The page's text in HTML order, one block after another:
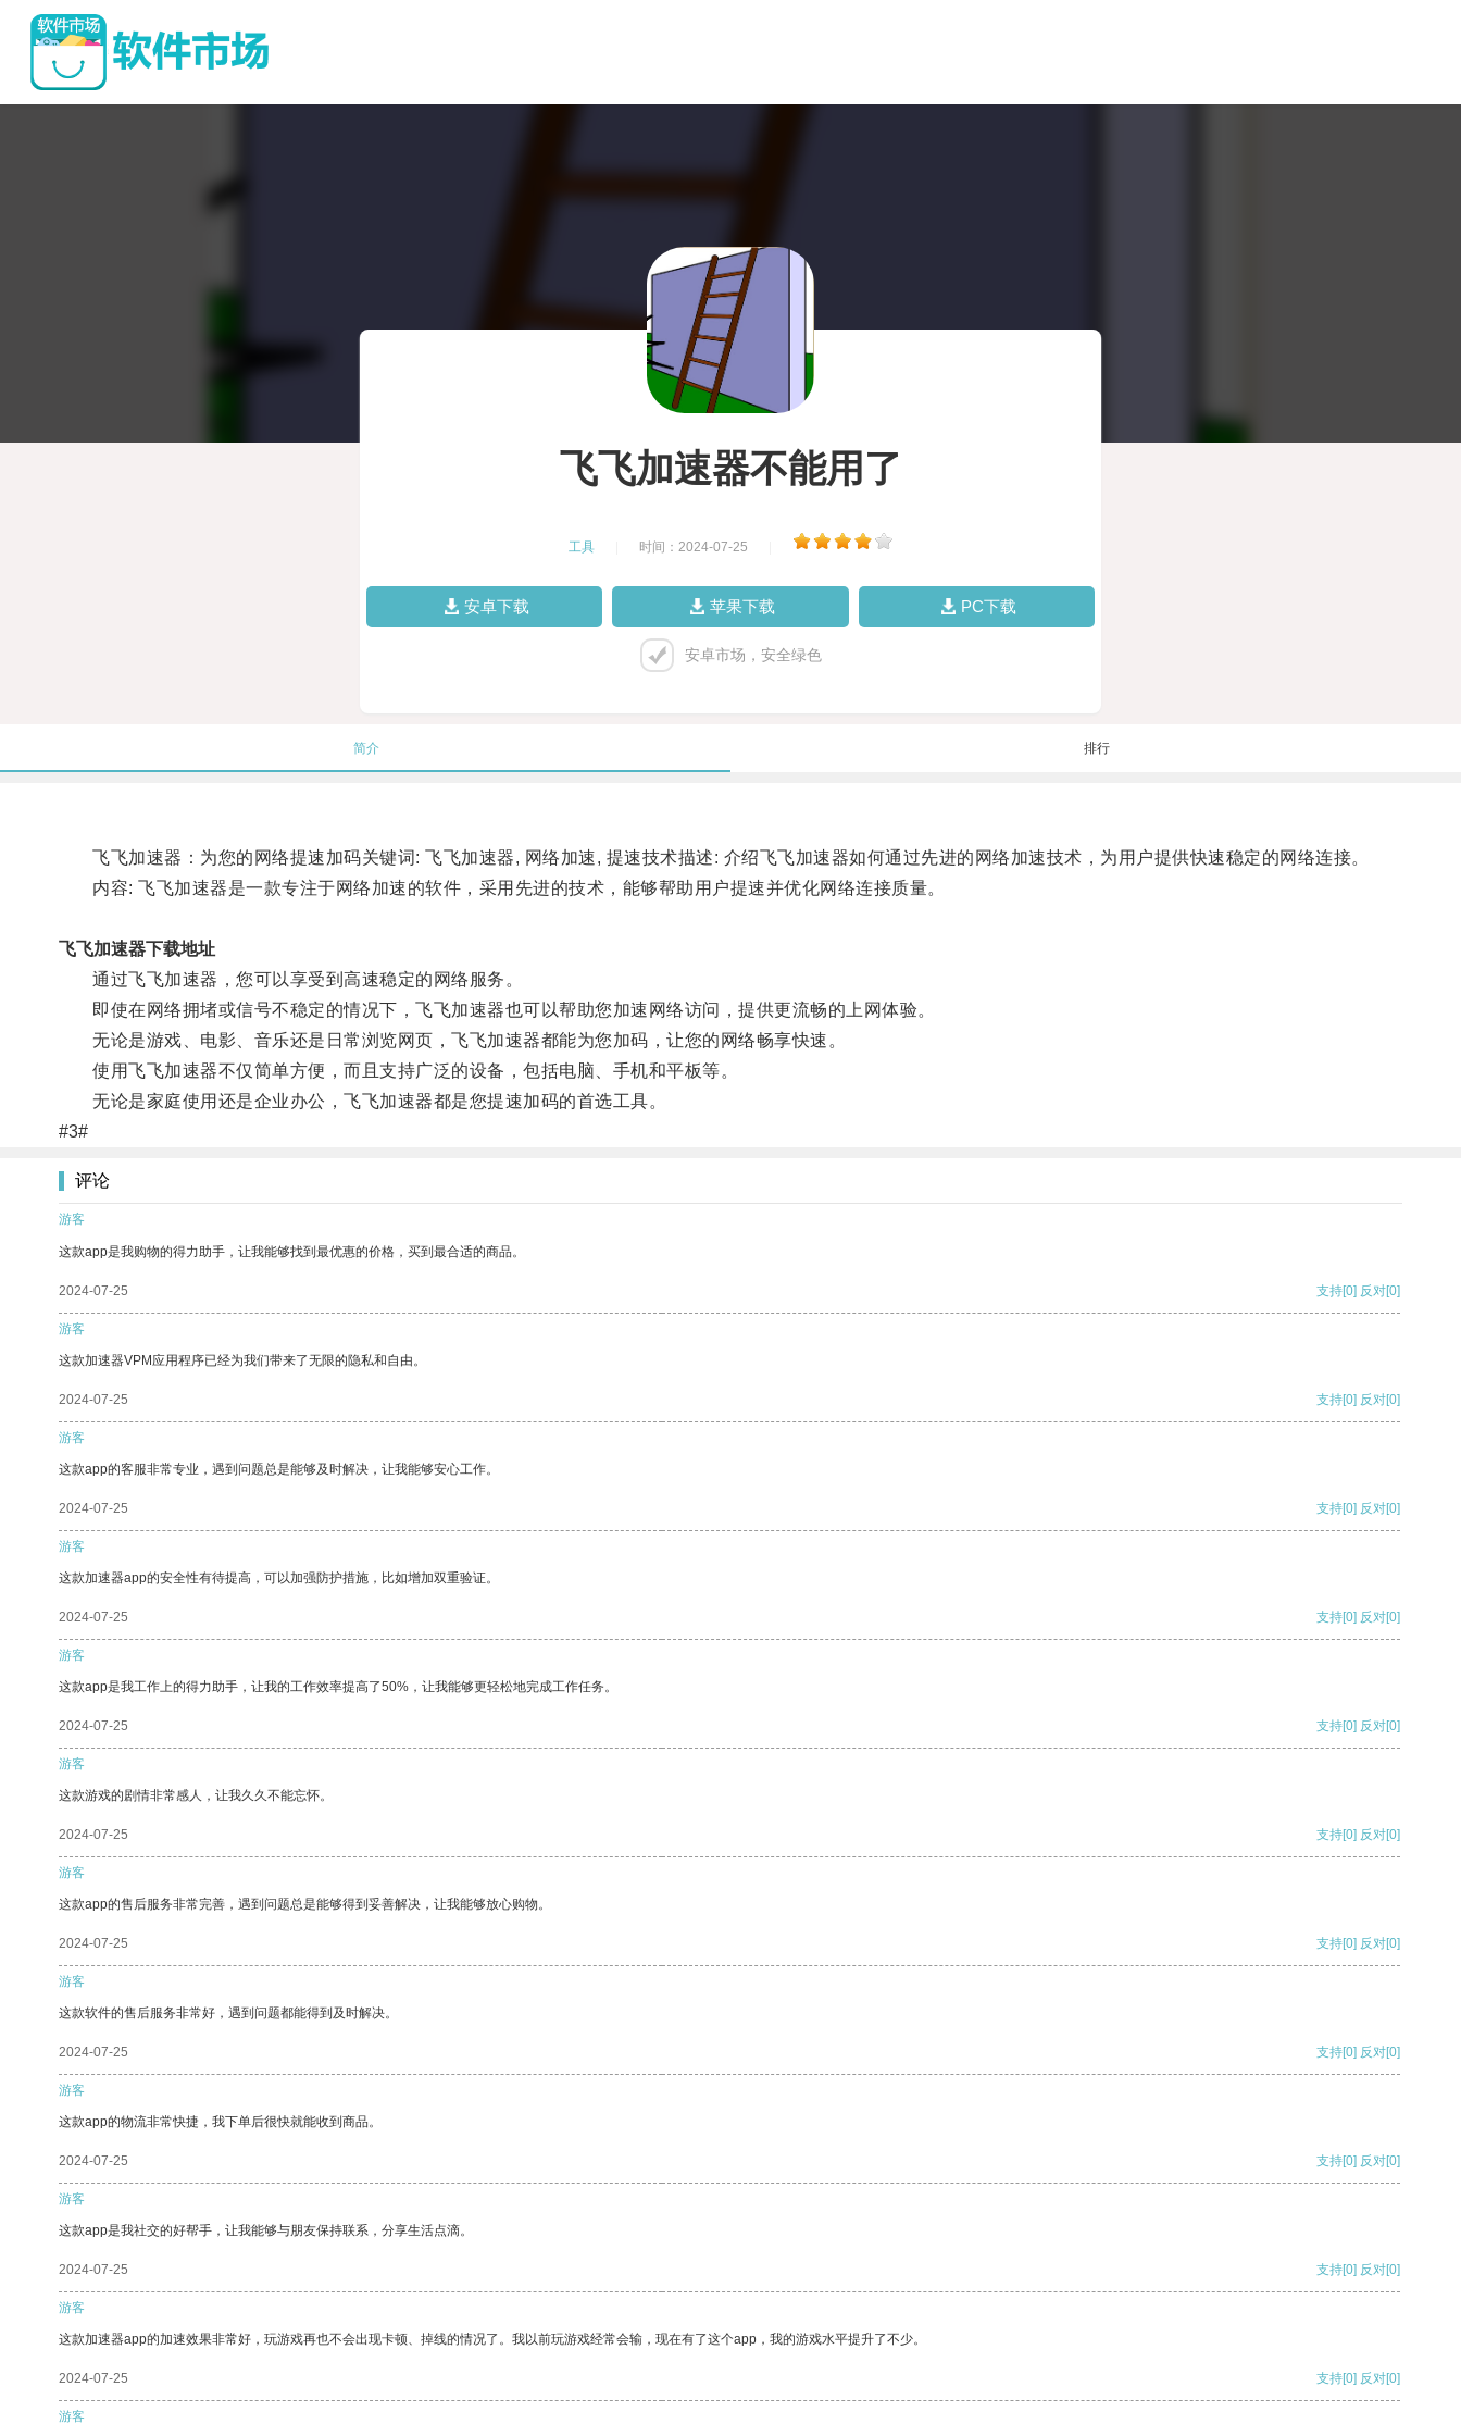
飞飞加速器不能用了
工具 时间：2024-07-25
安卓下载 苹果下载 PC下载
安卓市场，安全绿色
简介 排行
飞飞加速器：为您的网络提速加码关键词: 飞飞加速器, 网络加速, 提速技术描述: 介绍飞飞加速器如何通过先进的网络加速技术，为用户提供快速稳定的网络连接。
内容: 飞飞加速器是一款专注于网络加速的软件，采用先进的技术，能够帮助用户提速并优化网络连接质量。
飞飞加速器下载地址
通过飞飞加速器，您可以享受到高速稳定的网络服务。
即使在网络拥堵或信号不稳定的情况下，飞飞加速器也可以帮助您加速网络访问，提供更流畅的上网体验。
无论是游戏、电影、音乐还是日常浏览网页，飞飞加速器都能为您加码，让您的网络畅享快速。
使用飞飞加速器不仅简单方便，而且支持广泛的设备，包括电脑、手机和平板等。
无论是家庭使用还是企业办公，飞飞加速器都是您提速加码的首选工具。
#3#
评论
游客
这款app是我购物的得力助手，让我能够找到最优惠的价格，买到最合适的商品。
2024-07-25 支持[0] 反对[0]
游客
这款加速器VPM应用程序已经为我们带来了无限的隐私和自由。
2024-07-25 支持[0] 反对[0]
游客
这款app的客服非常专业，遇到问题总是能够及时解决，让我能够安心工作。
2024-07-25 支持[0] 反对[0]
游客
这款加速器app的安全性有待提高，可以加强防护措施，比如增加双重验证。
2024-07-25 支持[0] 反对[0]
游客
这款app是我工作上的得力助手，让我的工作效率提高了50%，让我能够更轻松地完成工作任务。
2024-07-25 支持[0] 反对[0]
游客
这款游戏的剧情非常感人，让我久久不能忘怀。
2024-07-25 支持[0] 反对[0]
游客
这款app的售后服务非常完善，遇到问题总是能够得到妥善解决，让我能够放心购物。
2024-07-25 支持[0] 反对[0]
游客
这款软件的售后服务非常好，遇到问题都能得到及时解决。
2024-07-25 支持[0] 反对[0]
游客
这款app的物流非常快捷，我下单后很快就能收到商品。
2024-07-25 支持[0] 反对[0]
游客
这款app是我社交的好帮手，让我能够与朋友保持联系，分享生活点滴。
2024-07-25 支持[0] 反对[0]
游客
这款加速器app的加速效果非常好，玩游戏再也不会出现卡顿、掉线的情况了。我以前玩游戏经常会输，现在有了这个app，我的游戏水平提升了不少。
2024-07-25 支持[0] 反对[0]
游客